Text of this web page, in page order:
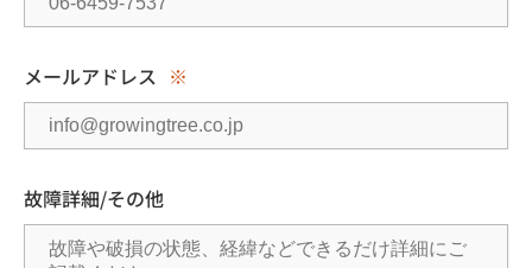
メールアドレス ※
故障詳細/その他